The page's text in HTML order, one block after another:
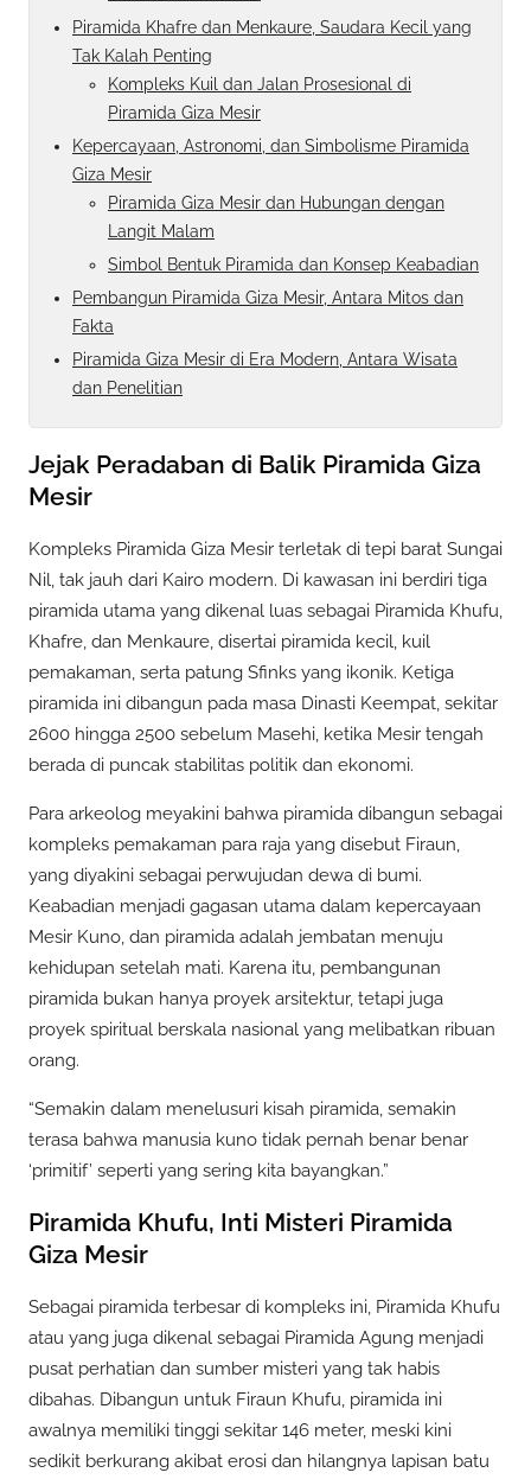
Piramida Khafre dan Menkaure, Saudara Kecil yang
Tak Kalah Penting
Kompleks Kuil dan Jalan Prosesional di
Piramida Giza Mesir
Kepercayaan, Astronomi, dan Simbolisme Piramida
Giza Mesir
Piramida Giza Mesir dan Hubungan dengan
Langit Malam
Simbol Bentuk Piramida dan Konsep Keabadian
Pembangun Piramida Giza Mesir, Antara Mitos dan
Fakta
Piramida Giza Mesir di Era Modern, Antara Wisata
dan Penelitian
Jejak Peradaban di Balik Piramida Giza
Mesir
Kompleks Piramida Giza Mesir terletak di tepi barat Sungai
Nil, tak jauh dari Kairo modern. Di kawasan ini berdiri tiga
piramida utama yang dikenal luas sebagai Piramida Khufu,
Khafre, dan Menkaure, disertai piramida kecil, kuil
pemakaman, serta patung Sfinks yang ikonik. Ketiga
piramida ini dibangun pada masa Dinasti Keempat, sekitar
2600 hingga 2500 sebelum Masehi, ketika Mesir tengah
berada di puncak stabilitas politik dan ekonomi.
Para arkeolog meyakini bahwa piramida dibangun sebagai
kompleks pemakaman para raja yang disebut Firaun,
yang diyakini sebagai perwujudan dewa di bumi.
Keabadian menjadi gagasan utama dalam kepercayaan
Mesir Kuno, dan piramida adalah jembatan menuju
kehidupan setelah mati. Karena itu, pembangunan
piramida bukan hanya proyek arsitektur, tetapi juga
proyek spiritual berskala nasional yang melibatkan ribuan
orang.
“Semakin dalam menelusuri kisah piramida, semakin
terasa bahwa manusia kuno tidak pernah benar benar
‘primitif’ seperti yang sering kita bayangkan.”
Piramida Khufu, Inti Misteri Piramida
Giza Mesir
Sebagai piramida terbesar di kompleks ini, Piramida Khufu
atau yang juga dikenal sebagai Piramida Agung menjadi
pusat perhatian dan sumber misteri yang tak habis
dibahas. Dibangun untuk Firaun Khufu, piramida ini
awalnya memiliki tinggi sekitar 146 meter, meski kini
sedikit berkurang akibat erosi dan hilangnya lapisan batu